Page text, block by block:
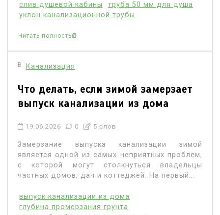
слив душевой кабины
труба 50 мм для душа
уклон канализационной трубы
Читать полностью
В Канализация
Что делать, если зимой замерзает
выпуск канализации из дома
19.06.2026 0 5 слов
Замерзание выпуска канализации зимой
является одной из самых неприятных проблем,
с которой могут столкнуться владельцы
частных домов, дач и коттеджей. На первый...
выпуск канализации из дома
глубина промерзания грунта